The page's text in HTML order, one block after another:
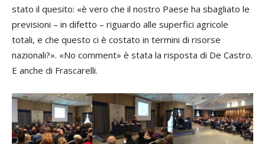
stato il quesito: «è vero che il nostro Paese ha sbagliato le
previsioni – in difetto – riguardo alle superfici agricole
totali, e che questo ci è costato in termini di risorse
nazionali?». «No comment» è stata la risposta di De Castro.
E anche di Frascarelli.